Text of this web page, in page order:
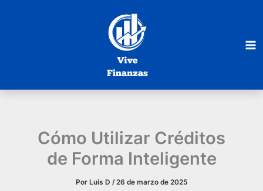
Cómo Utilizar Créditos
de Forma Inteligente
Por Luis D /26 de marzo de 2025